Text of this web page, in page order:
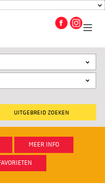
UITGEBREID ZOEKEN
MEER INFO